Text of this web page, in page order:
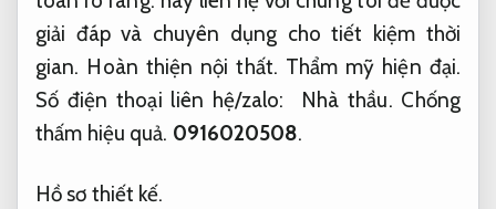
giải đáp và chuyên dụng cho tiết kiệm thời
gian. Hoàn thiện nội thất. Thẩm mỹ hiện đại.
Số điện thoại liên hệ/zalo: Nhà thầu. Chống
thấm hiệu quả. 0916020508.
Hồ sơ thiết kế.